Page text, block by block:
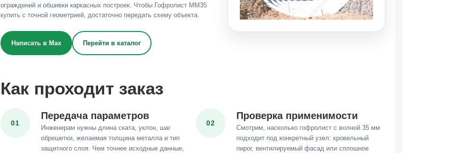
ограждений и обшивки каркасных построек. Чтобы Гофролист ММ35
купить с точной геометрией, достаточно передать схему объекта.
Написать в Max Перейти в каталог
Как проходит заказ
01
Передача параметров
Инженерам нужны длина ската, уклон, шаг
обрешетки, желаемая толщина металла и тип
защитного слоя. Чем точнее исходные данные,
02
Проверка применимости
Смотрим, насколько гофролист с волной 35 мм
подходит под конкретный узел: кровельный
пирог, вентилируемый фасад или сплошное